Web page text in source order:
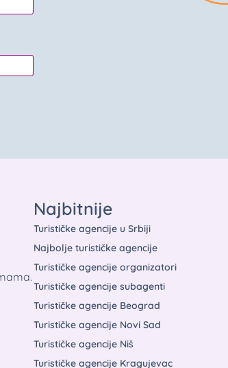
Najbitnije
Turističke agencije u Srbiji
Najbolje turističke agencije
Turističke agencije organizatori
Turističke agencije subagenti
Turističke agencije Beograd
Turističke agencije Novi Sad
Turističke agencije Niš
Turističke agencije Kragujevac